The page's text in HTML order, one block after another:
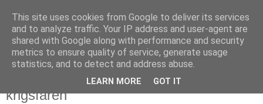
Politikus
søndag 23. februar 2014
Ukraina, innringing av Russland og
krigsfaren
This site uses cookies from Google to deliver its services
and to analyze traffic. Your IP address and user-agent are
shared with Google along with performance and security
metrics to ensure quality of service, generate usage
statistics, and to detect and address abuse.
LEARN MORE GOT IT